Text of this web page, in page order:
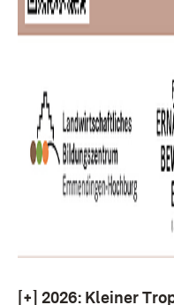
[+] 2026: Kleiner